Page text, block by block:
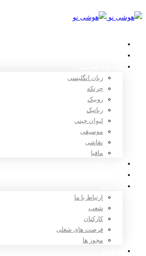
زبان انگلیسی
چرتکه
روبیک
رباتیک
لیوان چینی
موسیقی
نقاشی
مافیا
ارتباط با ما
شعب
کارکنان
فرصت های شغلی
مجوز ها